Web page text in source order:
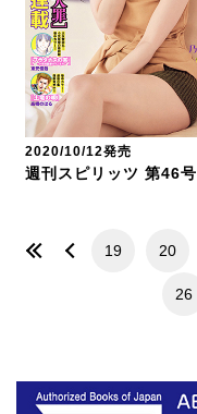
2020/10/12発売
週刊スピリッツ 第46号
19 20
26